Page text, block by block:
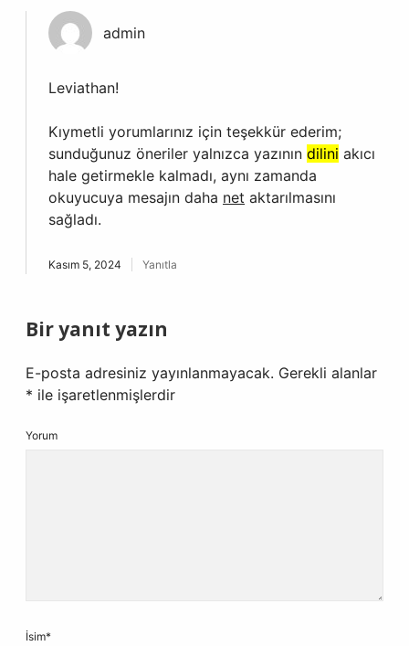
admin
Leviathan!
Kıymetli yorumlarınız için teşekkür ederim;
sunduğunuz öneriler yalnızca yazının dilini akıcı
hale getirmekle kalmadı, aynı zamanda
okuyucuya mesajın daha net aktarılmasını
sağladı.
Kasım 5, 2024 Yanıtla
Bir yanıt yazın
E-posta adresiniz yayınlanmayacak. Gerekli alanlar
* ile işaretlenmişlerdir
Yorum
İsim*